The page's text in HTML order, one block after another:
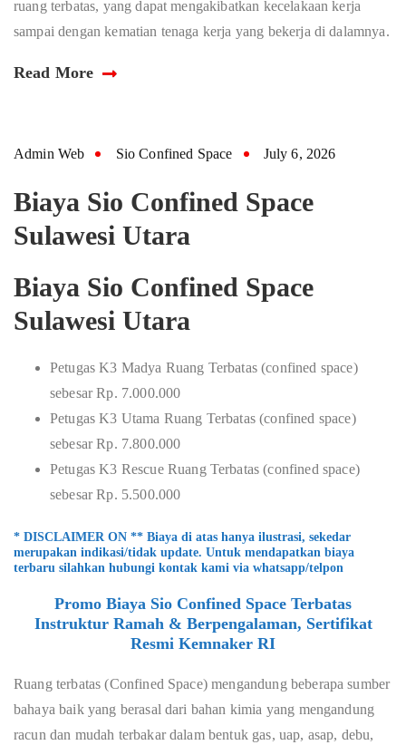
ruang terbatas, yang dapat mengakibatkan kecelakaan kerja
sampai dengan kematian tenaga kerja yang bekerja di dalamnya.
Read More
Admin Web Sio Confined Space July 6, 2026
Biaya Sio Confined Space
Sulawesi Utara
Biaya Sio Confined Space
Sulawesi Utara
Petugas K3 Madya Ruang Terbatas (confined space)
sebesar Rp. 7.000.000
Petugas K3 Utama Ruang Terbatas (confined space)
sebesar Rp. 7.800.000
Petugas K3 Rescue Ruang Terbatas (confined space)
sebesar Rp. 5.500.000
* DISCLAIMER ON ** Biaya di atas hanya ilustrasi, sekedar
merupakan indikasi/tidak update. Untuk mendapatkan biaya
terbaru silahkan hubungi kontak kami via whatsapp/telpon
Promo Biaya Sio Confined Space Terbatas
Instruktur Ramah & Berpengalaman, Sertifikat
Resmi Kemnaker RI
Ruang terbatas (Confined Space) mengandung beberapa sumber
bahaya baik yang berasal dari bahan kimia yang mengandung
racun dan mudah terbakar dalam bentuk gas, uap, asap, debu,